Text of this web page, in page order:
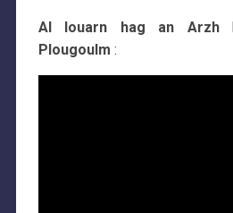
Al louarn hag an Arzh
Plougoulm :